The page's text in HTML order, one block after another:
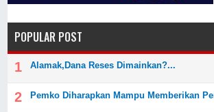
POPULAR POST
Alamak,Dana Reses Dimainkan?...
Pemko Diharapkan Mampu Memberikan